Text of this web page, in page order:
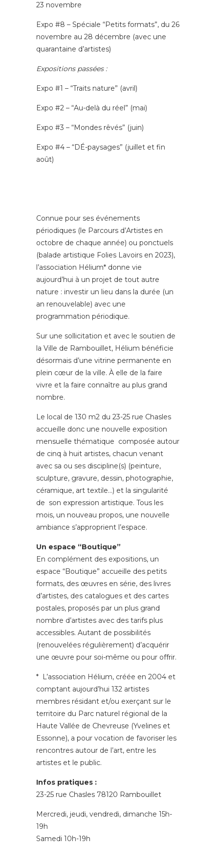
23 novembre
Expo #8 – Spéciale “Petits formats”, du 26
novembre au 28 décembre (avec une
quarantaine d’artistes)
Expositions passées :
Expo #1 – “Traits nature” (avril)
Expo #2 – “Au-delà du réel” (mai)
Expo #3 – “Mondes rêvés” (juin)
Expo #4 – “DÉ-paysages” (juillet et fin
août)
Connue pour ses événements
périodiques (le Parcours d’Artistes en
octobre de chaque année) ou ponctuels
(balade artistique Folies Lavoirs en 2023),
l’association Hélium* donne vie
aujourd’hui à un projet de tout autre
nature : investir un lieu dans la durée (un
an renouvelable) avec une
programmation périodique.
Sur une sollicitation et avec le soutien de
la Ville de Rambouillet, Hélium bénéficie
désormais d’une vitrine permanente en
plein cœur de la ville. À elle de la faire
vivre et la faire connaître au plus grand
nombre.
Le local de 130 m2 du 23-25 rue Chasles
accueille donc une nouvelle exposition
mensuelle thématique composée autour
de cinq à huit artistes, chacun venant
avec sa ou ses discipline(s) (peinture,
sculpture, gravure, dessin, photographie,
céramique, art textile…) et la singularité
de son expression artistique. Tous les
mois, un nouveau propos, une nouvelle
ambiance s’approprient l’espace.
Un espace “Boutique”
En complément des expositions, un
espace “Boutique” accueille des petits
formats, des œuvres en série, des livres
d’artistes, des catalogues et des cartes
postales, proposés par un plus grand
nombre d’artistes avec des tarifs plus
accessibles. Autant de possibilités
(renouvelées régulièrement) d’acquérir
une œuvre pour soi-même ou pour offrir.
* L’association Hélium, créée en 2004 et
comptant aujourd’hui 132 artistes
membres résidant et/ou exerçant sur le
territoire du Parc naturel régional de la
Haute Vallée de Chevreuse (Yvelines et
Essonne), a pour vocation de favoriser les
rencontres autour de l’art, entre les
artistes et le public.
Infos pratiques :
23-25 rue Chasles 78120 Rambouillet
Mercredi, jeudi, vendredi, dimanche 15h-
19h
Samedi 10h-19h